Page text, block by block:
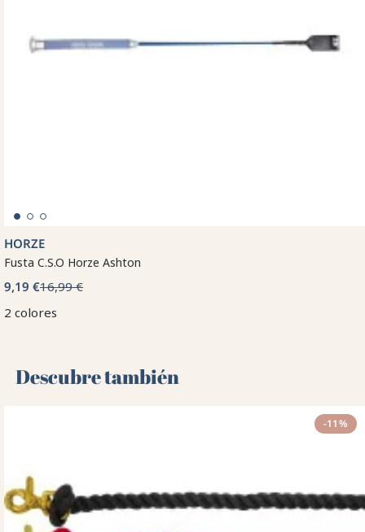
HORZE
Fusta C.S.O Horze Ashton
9,19 €16,99 €
2 colores
Descubre también 🌻
-11%